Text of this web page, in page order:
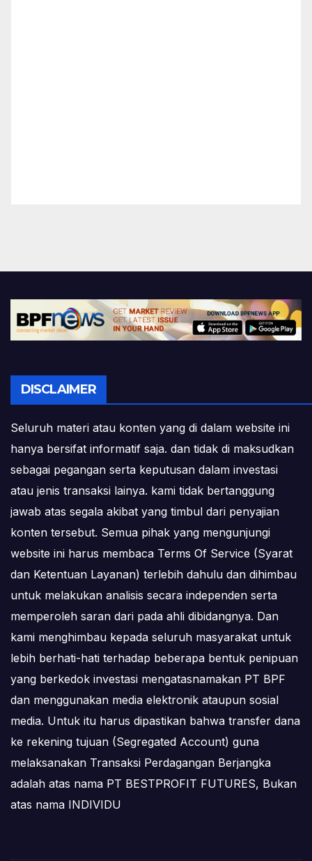
DISCLAIMER
Seluruh materi atau konten yang di dalam website ini
hanya bersifat informatif saja. dan tidak di maksudkan
sebagai pegangan serta keputusan dalam investasi
atau jenis transaksi lainya. kami tidak bertanggung
jawab atas segala akibat yang timbul dari penyajian
konten tersebut. Semua pihak yang mengunjungi
website ini harus membaca Terms Of Service (Syarat
dan Ketentuan Layanan) terlebih dahulu dan dihimbau
untuk melakukan analisis secara independen serta
memperoleh saran dari pada ahli dibidangnya. Dan
kami menghimbau kepada seluruh masyarakat untuk
lebih berhati-hati terhadap beberapa bentuk penipuan
yang berkedok investasi mengatasnamakan PT BPF
dan menggunakan media elektronik ataupun sosial
media. Untuk itu harus dipastikan bahwa transfer dana
ke rekening tujuan (Segregated Account) guna
melaksanakan Transaksi Perdagangan Berjangka
adalah atas nama PT BESTPROFIT FUTURES, Bukan
atas nama INDIVIDU